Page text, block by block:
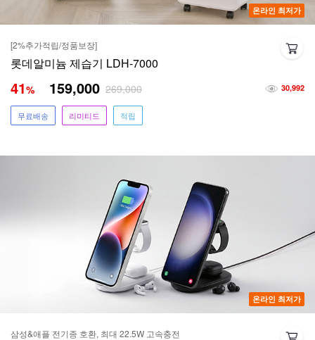
온라인 최저가
[2%추가적립/정품보장]
롯데알미늄 제습기 LDH-7000
30,992
41% 159,000 269,000
무료배송 리미티드 적립
온라인 최저가
삼성&애플 전기종 호환, 최대 22.5W 고속충전